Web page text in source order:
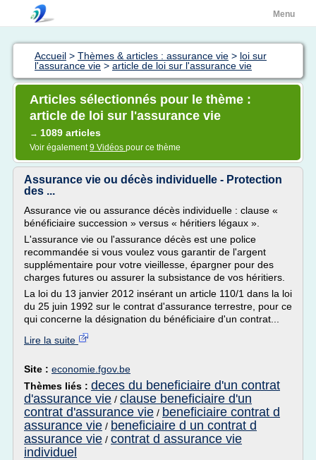
Menu
Accueil > Thèmes & articles : assurance vie > loi sur
l'assurance vie > article de loi sur l'assurance vie
Articles sélectionnés pour le thème :
article de loi sur l'assurance vie
→ 1089 articles
Voir également9 Vidéos pour ce thème
Assurance vie ou décès individuelle - Protection
des ...
Assurance vie ou assurance décès individuelle : clause «
bénéficiaire succession » versus « héritiers légaux ».
L'assurance vie ou l'assurance décès est une police
recommandée si vous voulez vous garantir de l'argent
supplémentaire pour votre vieillesse, épargner pour des
charges futures ou assurer la subsistance de vos héritiers.
La loi du 13 janvier 2012 insérant un article 110/1 dans la loi
du 25 juin 1992 sur le contrat d'assurance terrestre, pour ce
qui concerne la désignation du bénéficiaire d'un contrat...
Lire la suite
Site : economie.fgov.be
Thèmes liés : deces du beneficiaire d'un contrat
d'assurance vie / clause beneficiaire d'un
contrat d'assurance vie / beneficiaire contrat d
assurance vie / beneficiaire d un contrat d
assurance vie / contrat d assurance vie
individuel